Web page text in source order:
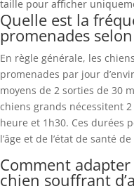
taille pour afficher
Quelle est la
promenades
En règle générale, les
promenades par jour
moyens de 2 sorties de 30
chiens grands nécessitent
heure et 1h30. Ces durées
l’âge et de l’état de santé
Comment
chien souffrant